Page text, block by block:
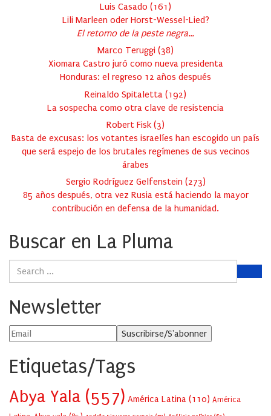
Luis Casado (161 )
Lili Marleen oder Horst-Wessel-Lied?
El retorno de la peste negra…
Marco Teruggi (38)
Xiomara Castro juró como nueva presidenta
Honduras: el regreso 12 años después
Reinaldo Spitaletta (192)
La sospecha como otra clave de resistencia
Robert Fisk (3)
Basta de excusas: los votantes israelíes han escogido un país
que será espejo de los brutales regímenes de sus vecinos
árabes
Sergio Rodríguez Gelfenstein (273)
85 años después, otra vez Rusia está haciendo la mayor
contribución en defensa de la humanidad.
Buscar en La Pluma
Newsletter
Etiquetas/Tags
Abya Yala (557) América Latina (110) América